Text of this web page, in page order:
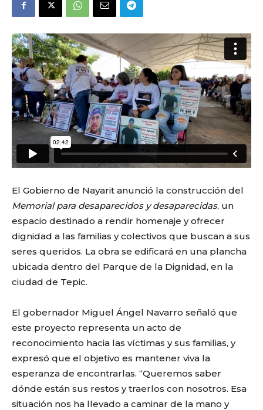
El Gobierno de Nayarit anunció la construcción del
Memorial para desaparecidos y desaparecidas, un
espacio destinado a rendir homenaje y ofrecer
dignidad a las familias y colectivos que buscan a sus
seres queridos. La obra se edificará en una plancha
ubicada dentro del Parque de la Dignidad, en la
ciudad de Tepic.
El gobernador Miguel Ángel Navarro señaló que
este proyecto representa un acto de
reconocimiento hacia las víctimas y sus familias, y
expresó que el objetivo es mantener viva la
esperanza de encontrarlas. “Queremos saber
dónde están sus restos y traerlos con nosotros. Esa
situación nos ha llevado a caminar de la mano y